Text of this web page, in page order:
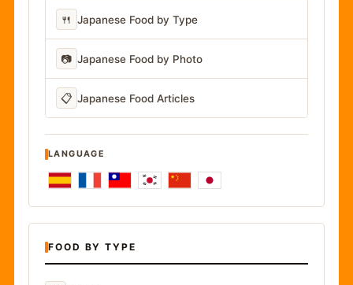
🍴 Japanese Food by Type
📷 Japanese Food by Photo
📋 Japanese Food Articles
LANGUAGE
FOOD BY TYPE